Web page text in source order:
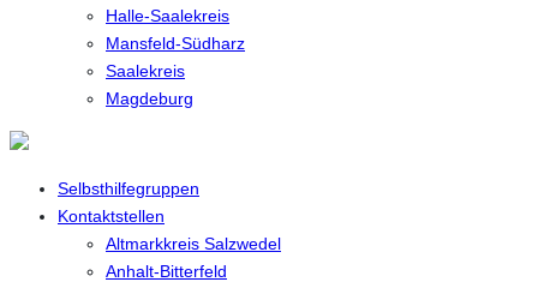
Halle-Saalekreis
Mansfeld-Südharz
Saalekreis
Magdeburg
Selbsthilfegruppen
Kontaktstellen
Altmarkkreis Salzwedel
Anhalt-Bitterfeld